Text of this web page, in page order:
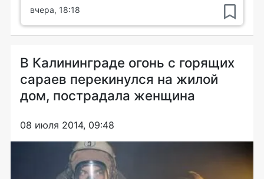
вчера, 18:18
В Калининграде огонь с горящих
сараев перекинулся на жилой
дом, пострадала женщина
08 июля 2014, 09:48